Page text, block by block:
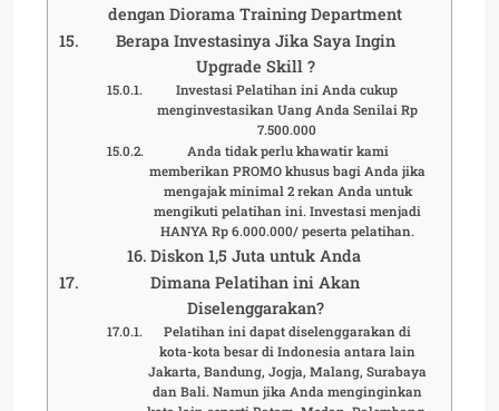
dengan Diorama Training Department
Berapa Investasinya Jika Saya Ingin
Upgrade Skill ?
Investasi Pelatihan ini Anda cukup
menginvestasikan Uang Anda Senilai Rp
7.500.000
Anda tidak perlu khawatir kami
memberikan PROMO khusus bagi Anda jika
mengajak minimal 2 rekan Anda untuk
mengikuti pelatihan ini. Investasi menjadi
HANYA Rp 6.000.000/ peserta pelatihan.
Diskon 1,5 Juta untuk Anda
Dimana Pelatihan ini Akan
Diselenggarakan?
Pelatihan ini dapat diselenggarakan di
kota-kota besar di Indonesia antara lain
Jakarta, Bandung, Jogja, Malang, Surabaya
dan Bali. Namun jika Anda menginginkan